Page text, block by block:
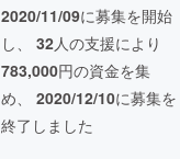
2020/11/09に募集を開始
し、 32人の支援により
783,000円の資金を集
め、 2020/12/10に募集を
終了しました